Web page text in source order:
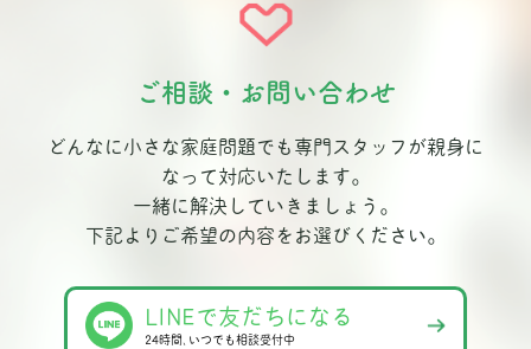
ご相談・お問い合わせ
どんなに小さな家庭問題でも専門スタッフが親身に
なって対応いたします。
一緒に解決していきましょう。
下記よりご希望の内容をお選びください。
LINEで友だちになる
24時間､いつでも相談受付中